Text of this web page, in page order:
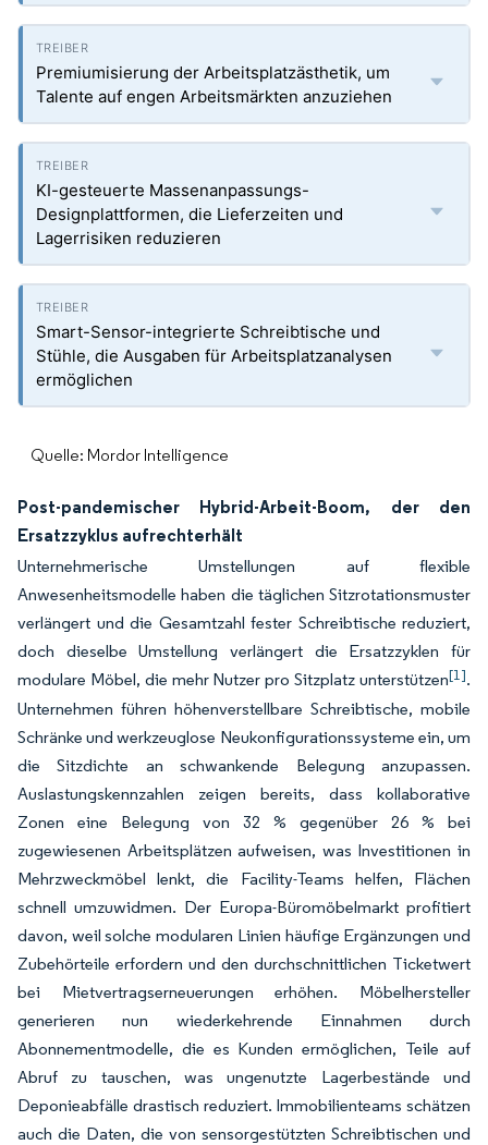
Premiumisierung der Arbeitsplatzästhetik, um
Talente auf engen Arbeitsmärkten anzuziehen
KI-gesteuerte Massenanpassungs-
Designplattformen, die Lieferzeiten und
Lagerrisiken reduzieren
Smart-Sensor-integrierte Schreibtische und
Stühle, die Ausgaben für Arbeitsplatzanalysen
ermöglichen
Quelle: Mordor Intelligence
Post-pandemischer Hybrid-Arbeit-Boom, der den
Ersatzzyklus aufrechterhält
Unternehmerische Umstellungen auf flexible
Anwesenheitsmodelle haben die täglichen Sitzrotationsmuster
verlängert und die Gesamtzahl fester Schreibtische reduziert,
doch dieselbe Umstellung verlängert die Ersatzzyklen für
modulare Möbel, die mehr Nutzer pro Sitzplatz unterstützen[1].
Unternehmen führen höhenverstellbare Schreibtische, mobile
Schränke und werkzeuglose Neukonfigurationssysteme ein, um
die Sitzdichte an schwankende Belegung anzupassen.
Auslastungskennzahlen zeigen bereits, dass kollaborative
Zonen eine Belegung von 32 % gegenüber 26 % bei
zugewiesenen Arbeitsplätzen aufweisen, was Investitionen in
Mehrzweckmöbel lenkt, die Facility-Teams helfen, Flächen
schnell umzuwidmen. Der Europa-Büromöbelmarkt profitiert
davon, weil solche modularen Linien häufige Ergänzungen und
Zubehörteile erfordern und den durchschnittlichen Ticketwert
bei Mietvertragserneuerungen erhöhen. Möbelhersteller
generieren nun wiederkehrende Einnahmen durch
Abonnementmodelle, die es Kunden ermöglichen, Teile auf
Abruf zu tauschen, was ungenutzte Lagerbestände und
Deponieabfälle drastisch reduziert. Immobilienteams schätzen
auch die Daten, die von sensorgestützten Schreibtischen und